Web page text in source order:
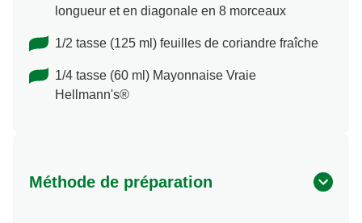
longueur et en diagonale en 8 morceaux
1/2 tasse (125 ml) feuilles de coriandre fraîche
1/4 tasse (60 ml) Mayonnaise Vraie
Hellmann's®
Méthode de préparation